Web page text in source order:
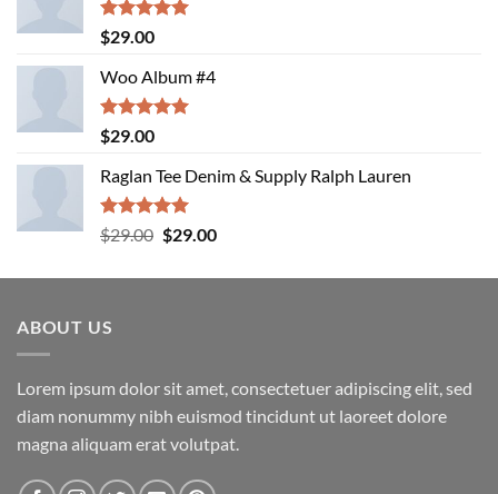
Rated5.00
out of 5
$29.00
Woo Album #4
Rated5.00
out of 5
$29.00
Raglan Tee Denim & Supply Ralph Lauren
Rated5.00
out of 5
$29.00 Original
was:
$29.00Current
is:
ABOUT US
Lorem ipsum dolor sit amet, consectetuer adipiscing elit, sed
diam nonummy nibh euismod tincidunt ut laoreet dolore
magna aliquam erat volutpat.